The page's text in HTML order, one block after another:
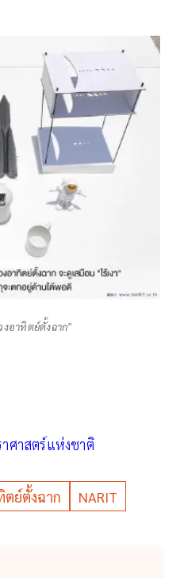
อาทิตย์ตั้งฉาก"
ศาสตร์แห่งชาติ
ตย์ตั้งฉาก NARIT